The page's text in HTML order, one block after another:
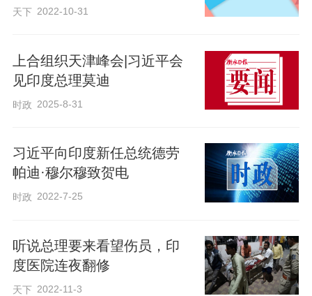
天下 2022-10-31
上合组织天津峰会|习近平会
见印度总理莫迪
时政 2025-8-31
习近平向印度新任总统德劳
帕迪·穆尔穆致贺电
时政 2022-7-25
听说总理要来看望伤员，印
度医院连夜翻修
天下 2022-11-3